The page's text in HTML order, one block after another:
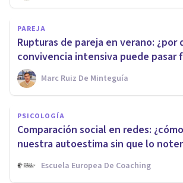
PAREJA
Rupturas de pareja en verano: ¿por
convivencia intensiva puede pasar
Marc Ruiz De Minteguía
PSICOLOGÍA
Comparación social en redes:
nuestra autoestima sin que lo
Escuela Europea De Coaching